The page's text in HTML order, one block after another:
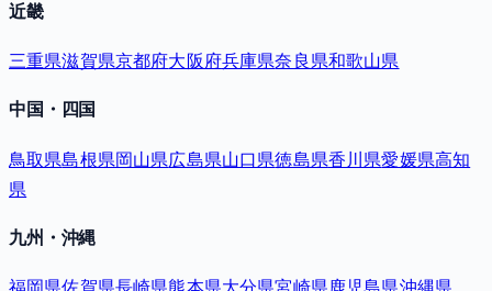
近畿
三重県滋賀県京都府大阪府兵庫県奈良県和歌山県
中国・四国
鳥取県島根県岡山県広島県山口県徳島県香川県愛媛県高知
県
九州・沖縄